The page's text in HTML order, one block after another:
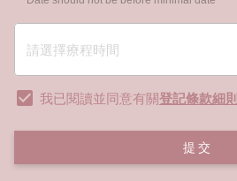
我已閱讀並同意有關登記條款細則
提交